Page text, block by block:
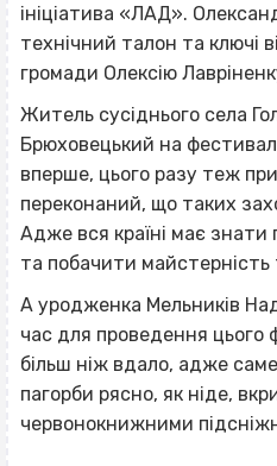
ініціатива «ЛАД».
технічний талон та ключі
громади Олексію
Житель сусіднього села
Брюховецький на
вперше, цього разу теж
переконаний, що таких
Адже вся країні має знати
та побачити майстерність
А уродженка Мельників
час для проведення цього
більш ніж вдало, адже
пагорби рясно, як ніде,
червонокнижними